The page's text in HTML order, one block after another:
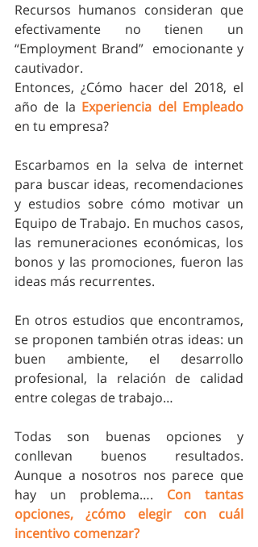
Recursos humanos consideran que
efectivamente no tienen un
“Employment Brand”  emocionante y
cautivador.
Entonces, ¿Cómo hacer del 2018, el
año de la Experiencia del Empleado
en tu empresa?
Escarbamos en la selva de internet
para buscar ideas, recomendaciones
y estudios sobre cómo motivar un
Equipo de Trabajo. En muchos casos,
las remuneraciones económicas, los
bonos y las promociones, fueron las
ideas más recurrentes.
En otros estudios que encontramos,
se proponen también otras ideas: un
buen ambiente, el desarrollo
profesional, la relación de calidad
entre colegas de trabajo…
Todas son buenas opciones y
conllevan buenos resultados.
Aunque a nosotros nos parece que
hay un problema…. Con tantas
opciones, ¿cómo elegir con cuál
incentivo comenzar?